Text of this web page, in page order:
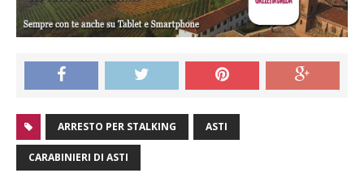
ARRESTO PER STALKING ASTI
CARABINIERI DI ASTI